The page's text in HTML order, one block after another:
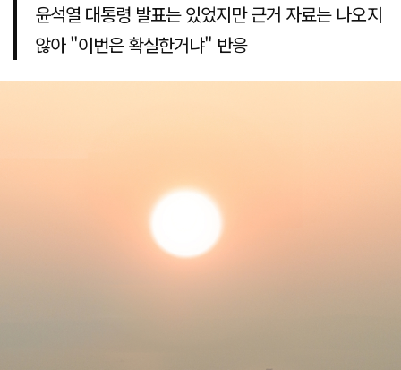
윤석열 대통령 발표는 있었지만 근거 자료는 나오지
않아 "이번은 확실한거냐" 반응